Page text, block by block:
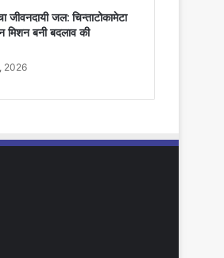
जीवनदायी जल: चिन्ताटोकामेटा
बनी बदलाव की
2026